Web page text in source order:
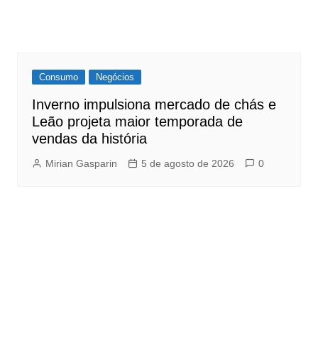
Consumo Negócios
Inverno impulsiona mercado de chás e
Leão projeta maior temporada de
vendas da história
Mirian Gasparin 5 de agosto de 2026 0